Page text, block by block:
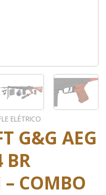
ELÉTRICO
G&G AEG
BR
COMBO